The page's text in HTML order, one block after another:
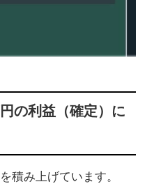
の利益（確定）に
積み上げています。